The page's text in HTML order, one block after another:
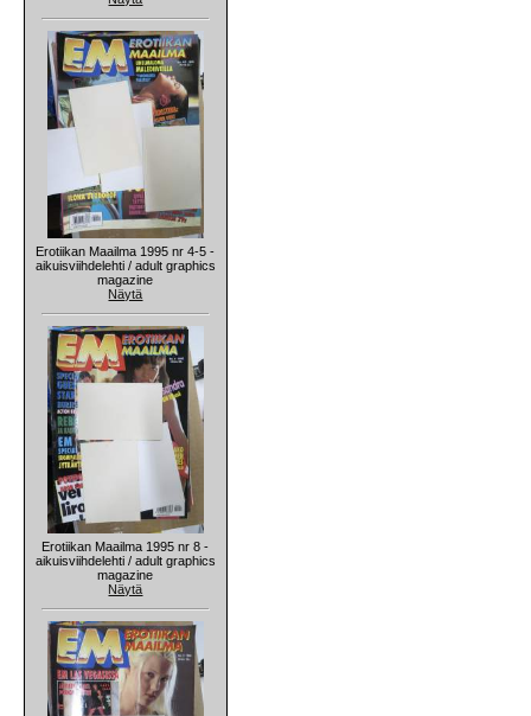
Erotiikan Maailma 1995 nr 4-5 -
aikuisviihdelehti / adult graphics
magazine
Näytä
Erotiikan Maailma 1995 nr 8 -
aikuisviihdelehti / adult graphics
magazine
Näytä